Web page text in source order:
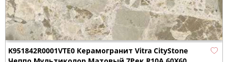
K951842R0001VTE0 Керамогранит Vitra CityStone